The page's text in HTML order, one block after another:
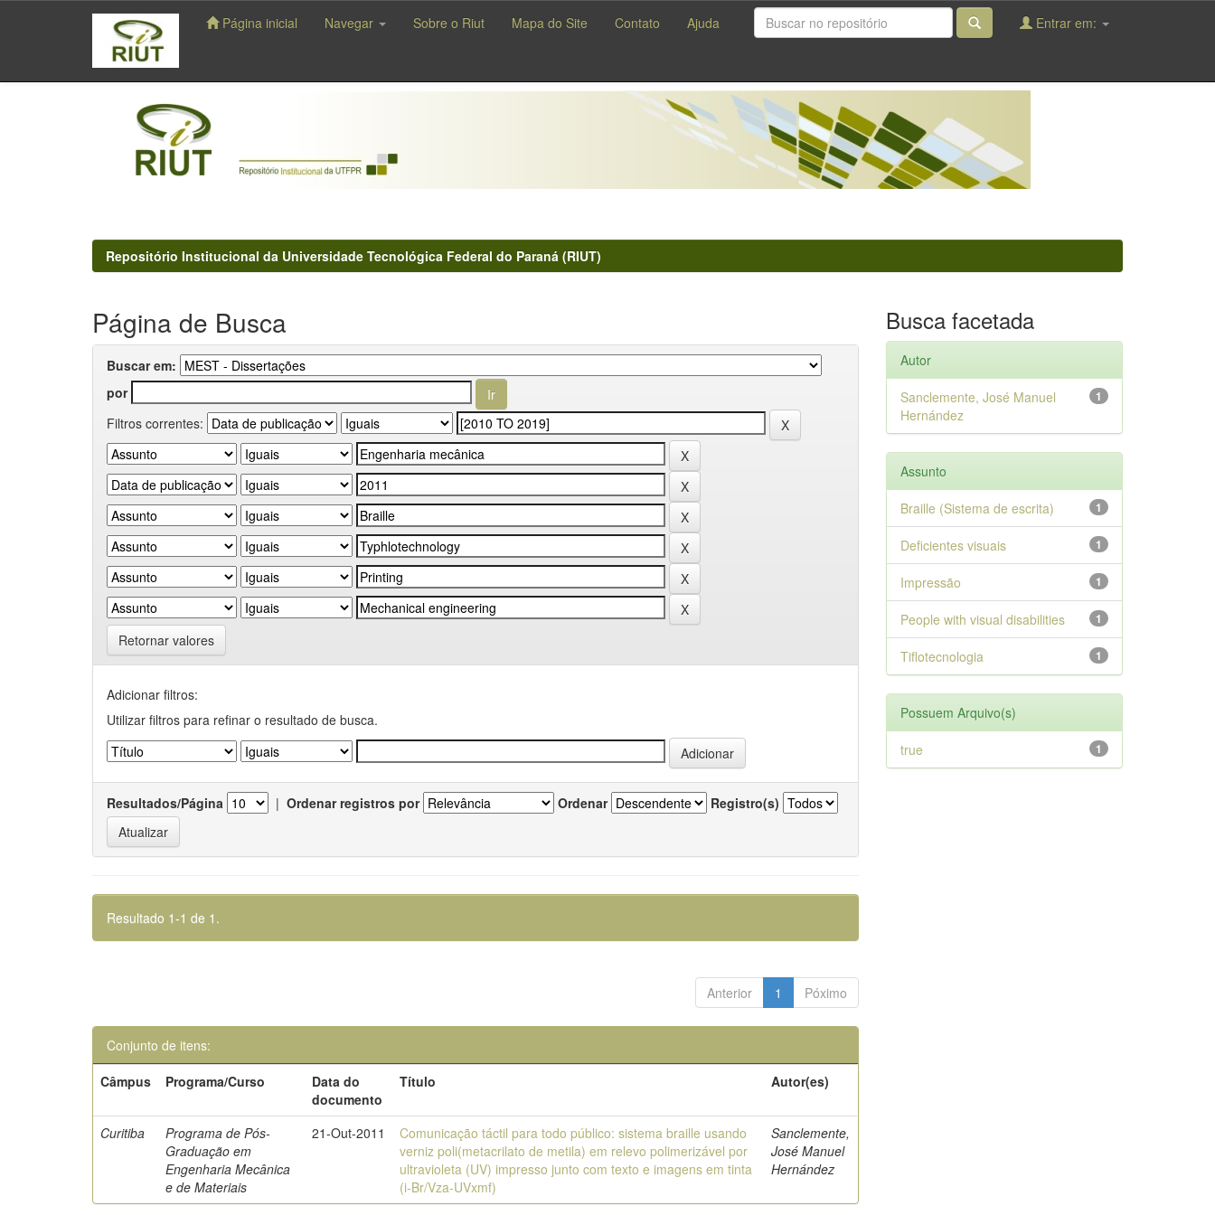
navigation
Página inicial Navegar Sobre o Riut Mapa do Site Contato Ajuda Entrar em:
Repositório Institucional da Universidade Tecnológica Federal do Paraná (RIUT)
Página de Busca
Buscar em:
por
Filtros correntes:
Retornar valores
Adicionar filtros:
Utilizar filtros para refinar o resultado de busca.
Resultados/Página | Ordenar registros por Ordenar Registro(s)
Resultado 1-1 de 1.
Anterior 1 Póximo
Conjunto de itens:
Câmpus
Programa/Curso
Data do
documento
Título Autor(es)
Curitiba
Programa de Pós-
Graduação em
Engenharia Mecânica
e de Materiais
21-Out-2011
Comunicação táctil para todo público: sistema braille usando
verniz poli(metacrilato de metila) em relevo polimerizável por
ultravioleta (UV) impresso junto com texto e imagens em tinta
(i-Br/Vza-UVxmf)
Sanclemente,
José Manuel
Hernández
Busca facetada
Autor
1
Sanclemente, José Manuel
Hernández
Assunto
1
Braille (Sistema de escrita)
1
Deficientes visuais
1
Impressão
1
People with visual disabilities
1
Tiflotecnologia
Possuem Arquivo(s)
1
true